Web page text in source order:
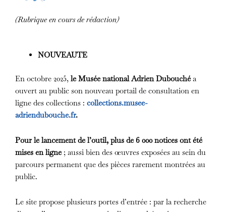
(Rubrique en cours de rédaction)
NOUVEAUTE
En octobre 2025, le Musée national Adrien Dubouchéa
ouvert au public son nouveau portail de consultation en
ligne des collections : collections.musee-
adriendubouche.fr.
Pour le lancement de l’outil, plus de 6 000 notices ont été
mises en ligne ; aussi bien des œuvres exposées au sein du
parcours permanent que des pièces rarement montrées au
public.
Le site propose plusieurs portes d’entrée : par la recherche